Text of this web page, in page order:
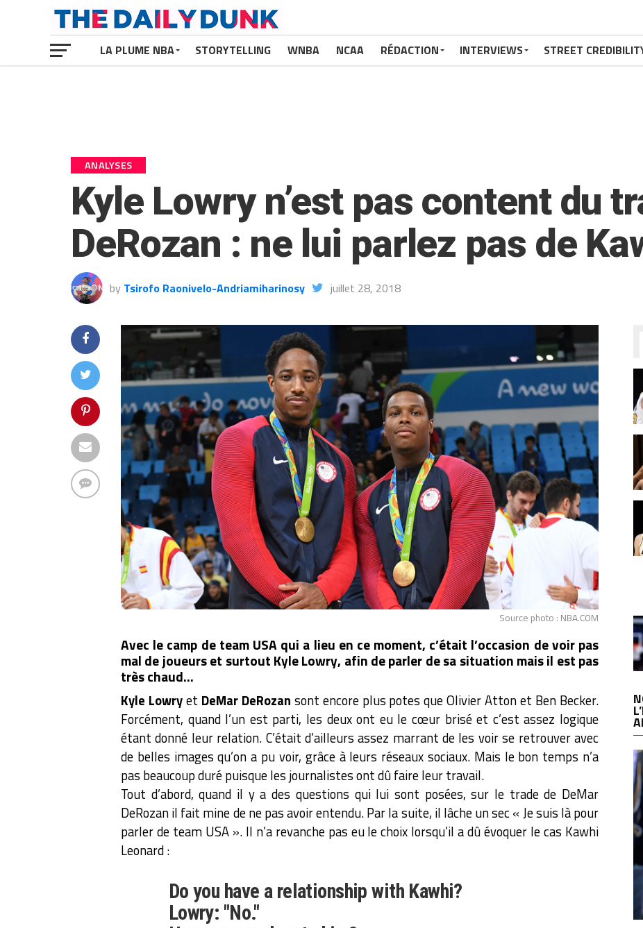
LA PLUME NBA STORYTELLING WNBA NCAA RÉDACTION INTERVIEWS STREET
ANALYSES
Kyle Lowry n’est pas content du
DeRozan : ne lui parlez pas de
by Tsirofo Raonivelo-Andriamiharinosy juillet 28, 2018
Source photo : NBA.COM
Avec le camp de team USA qui a lieu en ce moment, c’était l’occasion de voir pas
mal de joueurs et surtout Kyle Lowry, afin de parler de sa situation mais il est pas
très chaud…
Kyle Lowryet DeMar DeRozan sont encore plus potes que Olivier Atton et Ben Becker.
Forcément, quand l’un est parti, les deux ont eu le cœur brisé et c’est assez logique
étant donné leur relation. C’était d’ailleurs assez marrant de les voir se retrouver avec
de belles images qu’on a pu voir, grâce à leurs réseaux sociaux. Mais le bon temps n’a
pas beaucoup duré puisque les journalistes ont dû faire leur travail.
Tout d’abord, quand il y a des questions qui lui sont posées, sur le trade de DeMar
DeRozan il fait mine de ne pas avoir entendu. Par la suite, il lâche un sec « Je suis là pour
parler de team USA ». Il n’a revanche pas eu le choix lorsqu’il a dû évoquer le cas Kawhi
Leonard :
Do you have a relationship with Kawhi?
Lowry: "No."